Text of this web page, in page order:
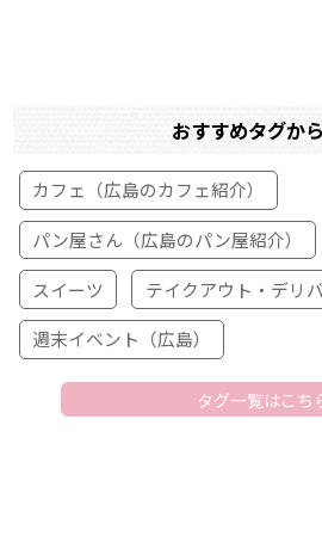
おすすめタグか
カフェ（広島のカフェ紹介）
パン屋さん（広島のパン屋紹介）
スイーツ
テイクアウト・デリ
週末イベント（広島）
タグ一覧はこち